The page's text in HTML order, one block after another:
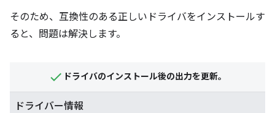
そのため、互換性のある正しいドライバをインストールす
ると、問題は解決します。
ドライバのインストール後の出力を更新。
ドライバー情報